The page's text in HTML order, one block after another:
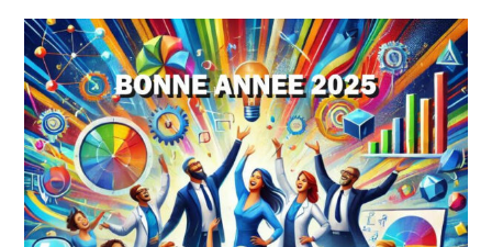
Brise-
Glace
Et
Énergizers